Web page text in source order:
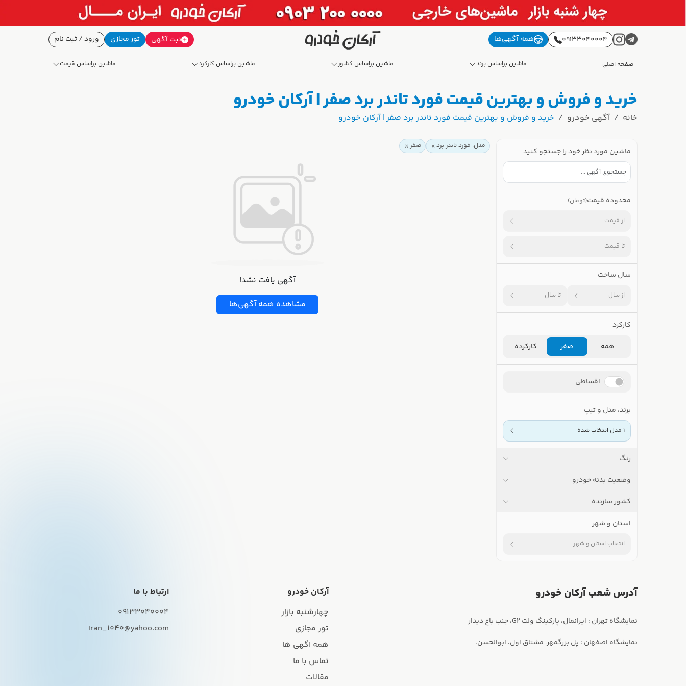
09133040004 همه آگهی‌ها ثبت آگهی تور مجازی ورود / ثبت نام
صفحه اصلی ماشین براساس برند ماشین براساس کشور ماشین براساس کارکرد ماشین براساس قیمت
خرید و فروش و بهترین قیمت فورد تاندر برد صفر | آرکان خودرو
خانه آگهی خودرو خرید و فروش و بهترین قیمت فورد تاندر برد صفر | آرکان خودرو
ماشین مورد نظر خود را جستجو کنید
محدوده قیمت(تومان)
از قیمت
تا قیمت
سال ساخت
از سال تا سال
کارکرد
همه
صفر کارکرده
اقساطی
برند، مدل و تیپ
1 مدل انتخاب شده
رنگ
وضعیت بدنه خودرو
کشور سازنده
استان و شهر
انتخاب استان و شهر
مدل: فورد تاندر برد صفر
آگهی یافت نشد!
مشاهده همه آگهی‌ها
آدرس شعب آرکان خودرو
نمایشگاه اصفهان : پل بزرگمهر، مشتاق اول، ابوالحسن.
آرکان خودرو
چهارشنبه بازار
تور مجازی
همه اگهی ها
تماس با ما
مقالات
ارتباط با ما
09133040004
Iran_1040@yahoo.com